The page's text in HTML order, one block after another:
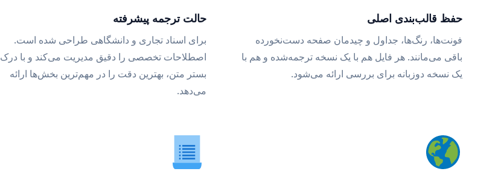
حفظ قالب‌بندی اصلی
فونت‌ها، رنگ‌ها، جداول و چیدمان صفحه دست‌نخورده
باقی می‌مانند. هر فایل هم با یک نسخه ترجمه‌شده و هم با
یک نسخه دوزبانه برای بررسی ارائه می‌شود.
حالت ترجمه پیشرفته
برای اسناد تجاری و دانشگاهی طراحی شده است.
اصطلاحات تخصصی را دقیق مدیریت می‌کند و با درک
بستر متن، بهترین دقت را در مهم‌ترین بخش‌ها ارائه
می‌دهد.